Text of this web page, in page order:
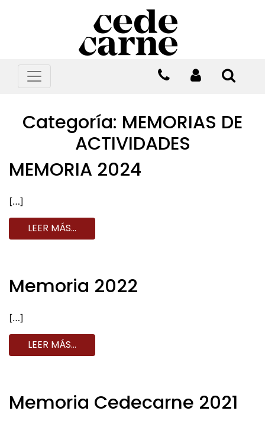
Categoría: MEMORIAS DE
ACTIVIDADES
MEMORIA 2024
[…]
LEER MÁS…
Memoria 2022
[…]
LEER MÁS…
Memoria Cedecarne 2021